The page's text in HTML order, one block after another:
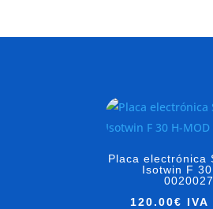
Placa electrónica
Isotwin F
120.00€